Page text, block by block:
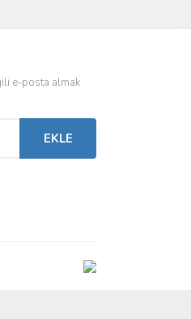
e-posta almak
EKLE